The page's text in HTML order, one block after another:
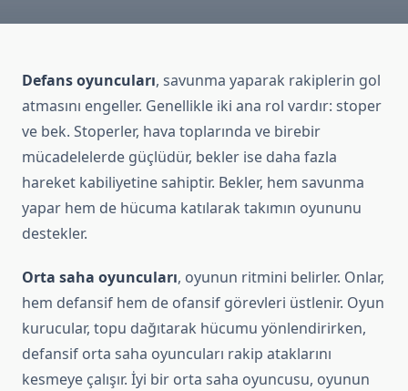
Defans oyuncuları, savunma yaparak rakiplerin gol
atmasını engeller. Genellikle iki ana rol vardır: stoper
ve bek. Stoperler, hava toplarında ve birebir
mücadelelerde güçlüdür, bekler ise daha fazla
hareket kabiliyetine sahiptir. Bekler, hem savunma
yapar hem de hücuma katılarak takımın oyununu
destekler.
Orta saha oyuncuları, oyunun ritmini belirler. Onlar,
hem defansif hem de ofansif görevleri üstlenir. Oyun
kurucular, topu dağıtarak hücumu yönlendirirken,
defansif orta saha oyuncuları rakip ataklarını
kesmeye çalışır. İyi bir orta saha oyuncusu, oyunun